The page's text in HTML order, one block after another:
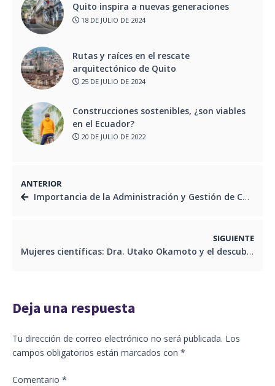
Quito inspira a nuevas generaciones
18 DE JULIO DE 2024
Rutas y raíces en el rescate
arquitectónico de Quito
25 DE JULIO DE 2024
Construcciones sostenibles, ¿son viables
en el Ecuador?
20 DE JULIO DE 2022
ANTERIOR
Importancia de la Administración y Gestión de Costos en el Proyecto Edificatorio
SIGUIENTE
Mujeres científicas: Dra. Utako Okamoto y el descubrimiento del ácido tranexámico
Deja una respuesta
Tu dirección de correo electrónico no será publicada. Los
campos obligatorios están marcados con *
Comentario *